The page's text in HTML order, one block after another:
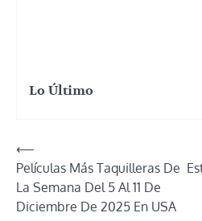
Lo Último
Navegación
de
entradas
⟵
Películas Más Taquilleras De
La Semana Del 5 Al 11 De
Diciembre De 2025 En USA